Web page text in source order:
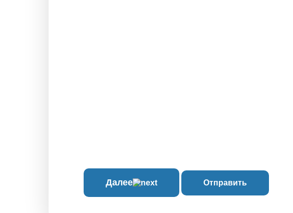
Далее Отправить